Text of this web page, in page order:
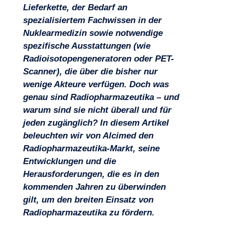
Projekte
Lieferkette, der Bedarf an
spezialisiertem Fachwissen in der
Nuklearmedizin sowie notwendige
spezifische Ausstattungen (wie
Radioisotopengeneratoren oder PET-
Scanner), die über die bisher nur
wenige Akteure verfügen. Doch was
genau sind Radiopharmazeutika – und
warum sind sie nicht überall und für
jeden zugänglich? In diesem Artikel
beleuchten wir von Alcimed den
Radiopharmazeutika-Markt, seine
Entwicklungen und die
Herausforderungen, die es in den
kommenden Jahren zu überwinden
gilt, um den breiten Einsatz von
Radiopharmazeutika zu fördern.